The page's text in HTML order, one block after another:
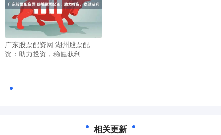
广东股票配资网 湖州股票配
资：助力投资，稳健获利
相关更新